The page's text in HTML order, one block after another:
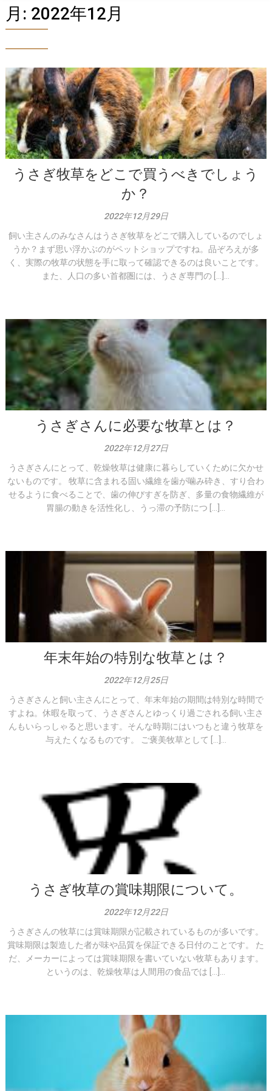
月: 2022年12月
うさぎ牧草をどこで買うべきでしょう
か？
2022年12月29日
飼い主さんのみなさんはうさぎ牧草をどこで購入しているのでしょ
うか？まず思い浮かぶのがペットショップですね。品ぞろえが多
く、実際の牧草の状態を手に取って確認できるのは良いことです。
また、人口の多い首都圏には、うさぎ専門の […]...
うさぎさんに必要な牧草とは？
2022年12月27日
うさぎさんにとって、乾燥牧草は健康に暮らしていくために欠かせ
ないものです。 牧草に含まれる固い繊維を歯が噛み砕き、すり合わ
せるように食べることで、歯の伸びすぎを防ぎ、多量の食物繊維が
胃腸の動きを活性化し、うっ滞の予防につ […]...
年末年始の特別な牧草とは？
2022年12月25日
うさぎさんと飼い主さんにとって、年末年始の期間は特別な時間で
すよね。休暇を取って、うさぎさんとゆっくり過ごされる飼い主さ
んもいらっしゃると思います。そんな時期にはいつもと違う牧草を
与えたくなるものです。 ご褒美牧草として […]...
うさぎ牧草の賞味期限について。
2022年12月22日
うさぎさんの牧草には賞味期限が記載されているものが多いです。
賞味期限は製造した者が味や品質を保証できる日付のことです。 た
だ、メーカーによっては賞味期限を書いていない牧草もあります。
というのは、乾燥牧草は人間用の食品では […]...